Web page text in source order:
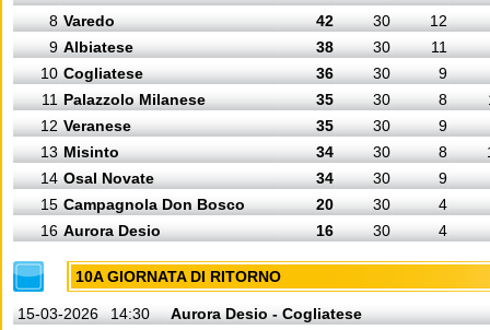
8 Varedo 42 30
12
9 Albiatese 38 30
11
10 Cogliatese 36 30
9
11 Palazzolo Milanese 35 30 8
12 Veranese 35 30
9
13 Misinto 34 30 8
14 Osal Novate 34 30
9
15 Campagnola Don Bosco 20 30
4
16 Aurora Desio 16 30 4
10A GIORNATA DI RITORNO
15-03-2026 14:30
Aurora Desio - Cogliatese